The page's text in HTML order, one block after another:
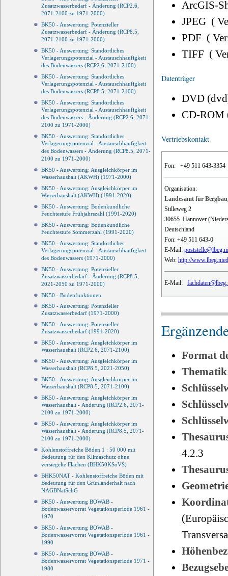
Zusatzwasserbedarf - Änderung (RCP2.6,
2071-2100 zu 1971-2000)
BK50 - Auswertung: Potenzieller
Zusatzwasserbedarf - Änderung (RCP8.5,
2071-2100 zu 1971-2000)
BK50 - Auswertung: Standörtliches
Verlagerungspotenzial - Austauschhäufigkeit
des Bodenwassers (RCP2.6, 2071-2100)
BK50 - Auswertung: Standörtliches
Verlagerungspotenzial - Austauschhäufigkeit
des Bodenwassers (RCP8.5, 2071-2100)
BK50 - Auswertung: Standörtliches
Verlagerungspotenzial - Austauschhäufigkeit
des Bodenwassers - Änderung (RCP2.6, 2071-
2100 zu 1971-2000)
BK50 - Auswertung: Standörtliches
Verlagerungspotenzial - Austauschhäufigkeit
des Bodenwassers - Änderung (RCP8.5, 2071-
2100 zu 1971-2000)
BK50 - Auswertung: Ausgleichkörper im
Wasserhaushalt (AKWH) (1971-2000)
BK50 - Auswertung: Ausgleichkörper im
Wasserhaushalt (AKWH) (1991-2020)
BK50 - Auswertung: Bodenkundliche
Feuchtestufe Frühjahrszahl (1991-2020)
BK50 - Auswertung: Bodenkundliche
Feuchtestufe Sommerzahl (1991-2020)
BK50 - Auswertung: Standörtliches
Verlagerungspotenzial - Austauschhäufigkeit
des Bodenwassers (1971-2000)
BK50 - Auswertung: Potenzieller
Zusatzwasserbedarf - Änderung (RCP8.5,
2021-2050 zu 1971-2000)
BK50 - Bodenfunktionen
BK50 - Auswertung: Potenzieller
Zusatzwasserbedarf (1971-2000)
BK50 - Auswertung: Potenzieller
Zusatzwasserbedarf (1991-2020)
BK50 - Auswertung: Ausgleichkörper im
Wasserhaushalt (RCP2.6, 2071-2100)
BK50 - Auswertung: Ausgleichkörper im
Wasserhaushalt (RCP8.5, 2021-2050)
BK50 - Auswertung: Ausgleichkörper im
Wasserhaushalt (RCP8.5, 2071-2100)
BK50 - Auswertung: Ausgleichkörper im
Wasserhaushalt - Änderung (RCP2.6, 2071-
2100 zu 1971-2000)
BK50 - Auswertung: Ausgleichkörper im
Wasserhaushalt - Änderung (RCP8.5, 2071-
2100 zu 1971-2000)
Kohlenstoffreiche Böden 1 : 50 000 mit
Bedeutung für den Klimaschutz ohne
versiegelte Flächen (BHK50KSoVS)
BHK50NAT - Kohlenstoffreiche Böden mit
Bedeutung für den Grünlanderhalt nach
NAGBNatSchG
BK50 - Auswertung BOWAB -
Bodenwasservorrat Vegetationsperiode 1961 -
1970
BK50 - Auswertung BOWAB -
Bodenwasservorrat Vegetationsperiode 1961 -
1990
BK50 - Auswertung BOWAB -
Bodenwasservorrat Vegetationsperiode 1971 -
1980
ArcGIS-
JPEG (
PDF (
TIFF (
Datenträger
DVD
CD-ROM
Vertriebskontakt
Fon: +49 511 643-3354
Organisation:
Landesamt für
Stilleweg 2
30655 Hannover
Deutschland
Fon: +49 511 643-0
E-Mail:
Web: http://
E-Mail:
Format
4.2.3